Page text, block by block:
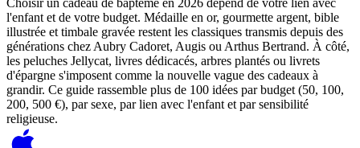
Choisir un cadeau de baptême en 2026 dépend de votre lien avec
l'enfant et de votre budget. Médaille en or, gourmette argent, bible
illustrée et timbale gravée restent les classiques transmis depuis des
générations chez Aubry Cadoret, Augis ou Arthus Bertrand. À côté,
les peluches Jellycat, livres dédicacés, arbres plantés ou livrets
d'épargne s'imposent comme la nouvelle vague des cadeaux à
grandir. Ce guide rassemble plus de 100 idées par budget (50, 100,
200, 500 €), par sexe, par lien avec l'enfant et par sensibilité
religieuse.